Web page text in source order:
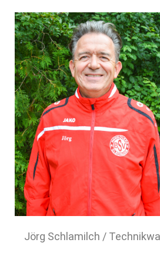
Jörg Schlamilch /